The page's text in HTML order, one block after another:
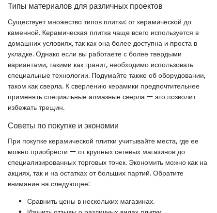
Типы материалов для различных проектов
Существует множество типов плитки: от керамической до
каменной. Керамическая плитка чаще всего используется в
домашних условиях, так как она более доступна и проста в
укладке. Однако если вы работаете с более твердыми
вариантами, такими как гранит, необходимо использовать
специальные технологии. Подумайте также об оборудовании,
таком как сверла. К сверлению керамики предпочтительнее
применять специальные алмазные сверла — это позволит
избежать трещин.
Советы по покупке и экономии
При покупке керамической плитки учитывайте места, где ее
можно приобрести — от крупных сетевых магазинов до
специализированных торговых точек. Экономить можно как на
акциях, так и на остатках от больших партий. Обратите
внимание на следующее:
Сравнить цены в нескольких магазинах.